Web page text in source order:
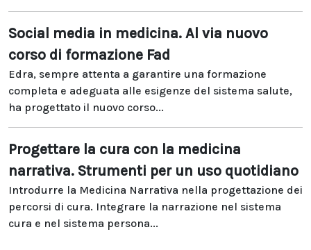
Social media in medicina. Al via nuovo
corso di formazione Fad
Edra, sempre attenta a garantire una formazione
completa e adeguata alle esigenze del sistema salute,
ha progettato il nuovo corso...
Progettare la cura con la medicina
narrativa. Strumenti per un uso quotidiano
Introdurre la Medicina Narrativa nella progettazione dei
percorsi di cura. Integrare la narrazione nel sistema
cura e nel sistema persona...